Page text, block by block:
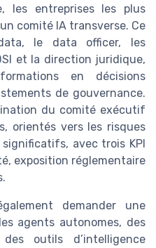
les entreprises les plus
comité IA transverse. Ce
le data officer, les
et la direction juridique,
en décisions
de gouvernance.
du comité exécutif
orientés vers les risques
avec trois KPI
exposition réglementaire
demander une
agents autonomes, des
outils d’intelligence